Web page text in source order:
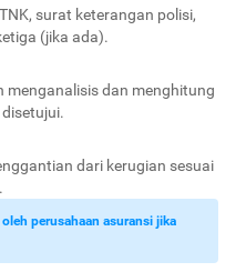
surat keterangan polisi,
(jika ada).
menganalisis dan menghitung
dari kerugian sesuai
perusahaan asuransi jika